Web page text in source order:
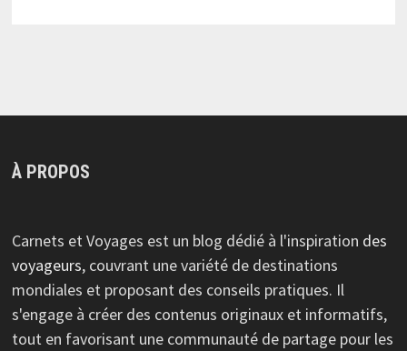
À PROPOS
Carnets et Voyages est un blog dédié à l'inspiration des
voyageurs, couvrant une variété de destinations
mondiales et proposant des conseils pratiques. Il
s'engage à créer des contenus originaux et informatifs,
tout en favorisant une communauté de partage pour les